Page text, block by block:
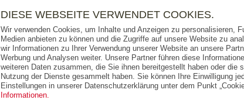
THEMEN AUTOREN VERLAG
RIGHTS PRESSE HANDEL FÜR UNTERNEHMEN
DIESE WEBSEITE VERWENDET COOKIES.
Wir verwenden Cookies, um Inhalte und Anzeigen zu personalisieren,
Medien anbieten zu können und die Zugriffe auf unsere Website zu
wir Informationen zu Ihrer Verwendung unserer Website an unsere
Werbung und Analysen weiter. Unsere Partner führen diese
weiteren Daten zusammen, die Sie ihnen bereitgestellt haben oder die
Nutzung der Dienste gesammelt haben. Sie können Ihre Einwilligung
Einstellungen in unserer Datenschutzerklärung unter dem Punkt
Informationen.